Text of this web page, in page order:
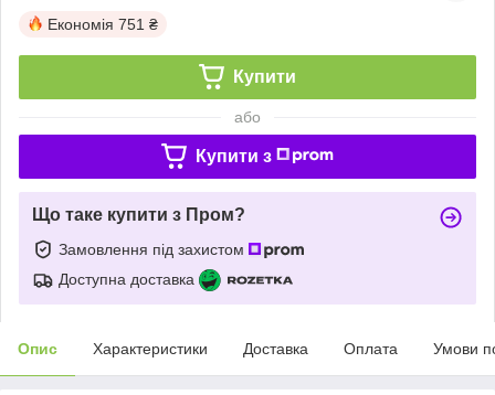
Економія 751 ₴
Купити
або
Купити з
Що таке купити з Пром?
Замовлення під захистом
Доступна доставка
Опис Характеристики Доставка Оплата Умови